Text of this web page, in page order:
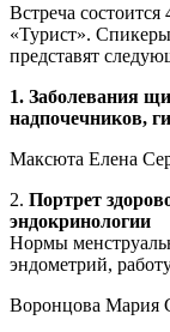
Встреча
«Турист».
представят
1. Заболевания
надпочечников,
Максюта Елена
2. Портрет
эндокринологии
Нормы
эндометрий,
Воронцова Мария